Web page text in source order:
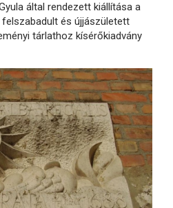
által rendezett kiállítása a
és újjászületett
tárlathoz kísérőkiadvány